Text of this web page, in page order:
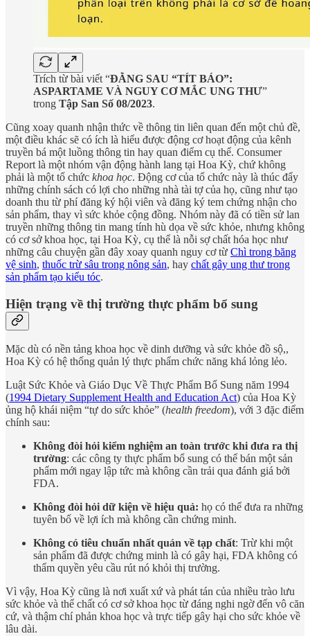
Trích từ bài viết “ĐẰNG SAU “TÍT BÁO”:
ASPARTAME VÀ NGUY CƠ MẮC UNG THƯ”
trong Tập San Số 08/2023.
Cũng xoay quanh nhận thức về thông tin liên quan đến một chủ đề,
một điều khác sẽ có ích là hiểu được động cơ hoạt động của kênh
truyền bá một luồng thông tin hay quan điểm cụ thể. Consumer
Report là một nhóm vận động hành lang tại Hoa Kỳ, chứ không
phải là một tổ chức khoa học. Động cơ của tổ chức này là thúc đẩy
những chính sách có lợi cho những nhà tài tợ của họ, cũng như tạo
doanh thu từ phí đăng ký hội viên và đăng ký tem chứng nhận cho
sản phẩm, thay vì sức khỏe cộng đồng. Nhóm này đã có tiền sử lan
truyền những thông tin mang tính hù dọa về sức khỏe, nhưng không
có cơ sở khoa học, tại Hoa Kỳ, cụ thể là nỗi sợ chất hóa học như
những câu chuyện gần đây xoay quanh nguy cơ từ Chì trong băng
vệ sinh, thuốc trừ sâu trong nông sản, hay chất gây ung thư trong
sản phẩm tạo kiểu tóc.
Hiện trạng về thị trường thực phẩm bổ sung
Mặc dù có nền tảng khoa học về dinh dưỡng và sức khỏe đồ sộ,,
Hoa Kỳ có hệ thống quản lý thực phẩm chức năng khá lỏng lẻo.
Luật Sức Khỏe và Giáo Dục Về Thực Phẩm Bổ Sung năm 1994
(1994 Dietary Supplement Health and Education Act) của Hoa Kỳ
ủng hộ khái niệm “tự do sức khỏe” (health freedom), với 3 đặc điểm
chính sau:
Không đòi hỏi kiểm nghiệm an toàn trước khi đưa ra thị
trường: các công ty thực phẩm bổ sung có thể bán một sản
phẩm mới ngay lập tức mà không cần trải qua đánh giá bởi
FDA.
Không đòi hỏi dữ kiện về hiệu quả: họ có thể đưa ra những
tuyên bố về lợi ích mà không cần chứng minh.
Không có tiêu chuẩn nhất quán về tạp chất: Trừ khi một
sản phẩm đã được chứng minh là có gây hại, FDA không có
thẩm quyền yêu cầu rút nó khỏi thị trường.
Vì vậy, Hoa Kỳ cũng là nơi xuất xứ và phát tán của nhiều trào lưu
sức khỏe và thể chất có cơ sở khoa học từ đáng nghi ngờ đến vô căn
cứ, và thậm chí phản khoa học và trực tiếp gây hại cho sức khỏe về
lâu dài.